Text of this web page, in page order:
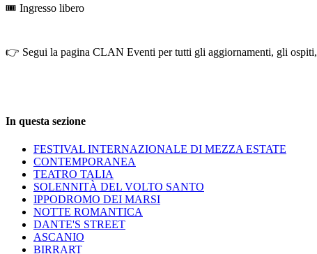
🎟️ Ingresso libero
👉 Segui la pagina CLAN Eventi per tutti gli aggiornamenti, gli
In questa sezione
FESTIVAL INTERNAZIONALE DI MEZZA ESTATE
CONTEMPORANEA
TEATRO TALIA
SOLENNITÀ DEL VOLTO SANTO
IPPODROMO DEI MARSI
NOTTE ROMANTICA
DANTE'S STREET
ASCANIO
BIRRART